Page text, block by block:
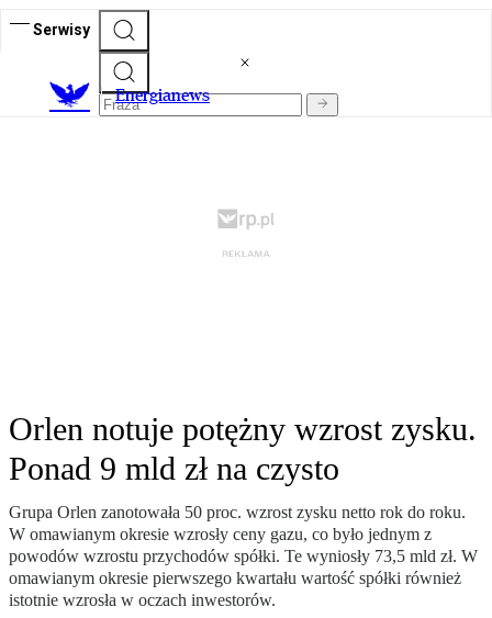
Serwisy
Energianews
Orlen notuje potężny wzrost zysku.
Ponad 9 mld zł na czysto
Grupa Orlen zanotowała 50 proc. wzrost zysku netto rok do roku.
W omawianym okresie wzrosły ceny gazu, co było jednym z
powodów wzrostu przychodów spółki. Te wyniosły 73,5 mld zł. W
omawianym okresie pierwszego kwartału wartość spółki również
istotnie wzrosła w oczach inwestorów.